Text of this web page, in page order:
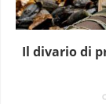
Il divario di